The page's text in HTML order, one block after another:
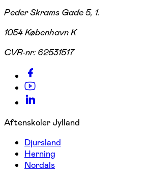
Peder Skrams Gade 5, 1.
1054 København K
CVR-nr: 62531517
Aftenskoler Jylland
Djursland
Herning
Nordals